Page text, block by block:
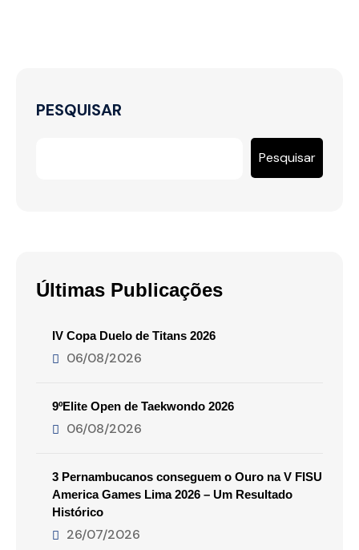
PESQUISAR
Pesquisar
Últimas Publicações
IV Copa Duelo de Titans 2026
06/08/2026
9ºElite Open de Taekwondo 2026
06/08/2026
3 Pernambucanos conseguem o Ouro na V FISU
America Games Lima 2026 – Um Resultado
Histórico
26/07/2026